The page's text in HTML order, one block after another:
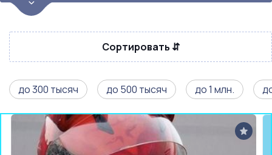
от:
до:
Прибыль
Метро
Не выбрана
Сортировать ⇵
до 300 тысяч до 500 тысяч до 1 млн.